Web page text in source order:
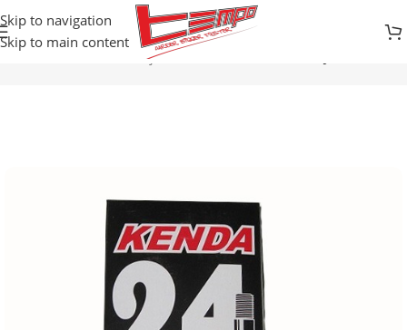
Skip to navigation
Skip to main content
Početna
Djelovi za bicikle